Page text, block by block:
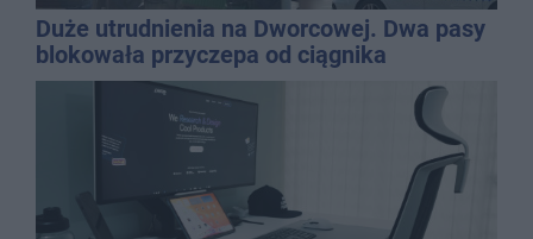
Duże utrudnienia na Dworcowej. Dwa pasy
blokowała przyczepa od ciągnika